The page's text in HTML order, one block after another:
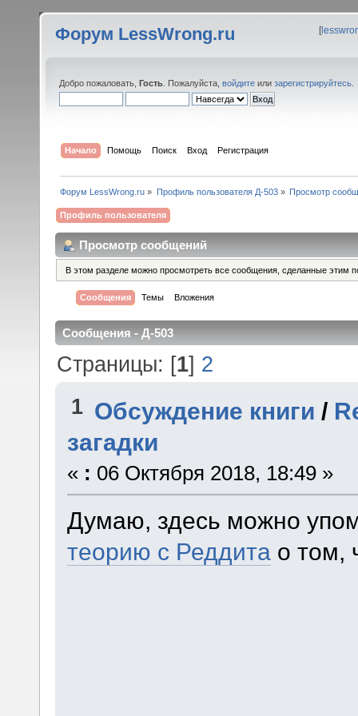
Форум LessWrong.ru [
Добро пожаловать, Гость . Пожалуйста, войдите или зарегистрируйтесь
Начало Помощь Поиск Вход Регистрация
Форум LessWrong.ru » Профиль пользователя Д-503» Просмотр
Профиль пользователя
Просмотр сообщений
В этом разделе можно просмотреть все сообщения, сделанные этим
Сообщения Темы Вложения
Сообщения - Д-503
Страницы: [1] 2
1 Обсуждение книги /
загадки
« : 06 Октября 2018, 18:49 »
Думаю, здесь можно
теорию с Реддитао том,